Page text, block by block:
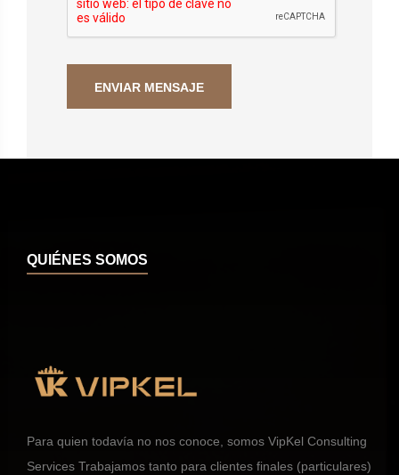
QUIÉNES SOMOS
Para quien todavía no nos conoce, somos VipKel Consulting
Services Trabajamos tanto para clientes finales (particulares)